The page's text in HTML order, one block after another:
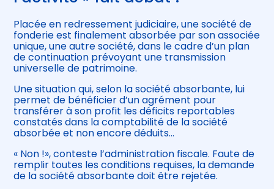
Placée en redressement judiciaire, une société de
fonderie est finalement absorbée par son associée
unique, une autre société, dans le cadre d’un plan
de continuation prévoyant une transmission
universelle de patrimoine.
Une situation qui, selon la société absorbante, lui
permet de bénéficier d’un agrément pour
transférer à son profit les déficits reportables
constatés dans la comptabilité de la société
absorbée et non encore déduits…
« Non !», conteste l’administration fiscale. Faute de
remplir toutes les conditions requises, la demande
de la société absorbante doit être rejetée.